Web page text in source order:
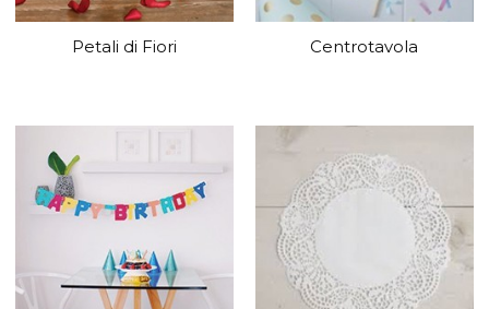
Petali di Fiori Centrotavola